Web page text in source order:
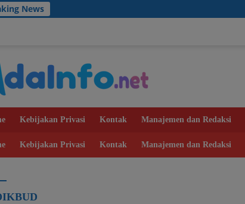
News
Kebijakan Privasi Kontak Manajemen dan Redaksi
Kebijakan Privasi Kontak Manajemen dan Redaksi